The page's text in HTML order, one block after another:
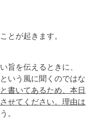
とが起きます。
旨を伝えるときに、
いう風に聞くのではな
書いてあるため、本日
せてください。理由は
。